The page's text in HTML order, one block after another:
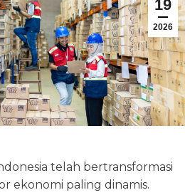
19
2026
telah bertransformasi
ekonomi paling dinamis.